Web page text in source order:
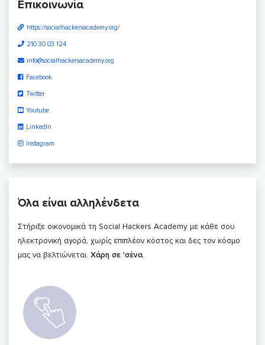
Επικοινωνία
https://socialhackersacademy.org/
210 30 03 124
info@socialhackersacademy.org
Facebook
Twitter
Youtube
LinkedIn
Instagram
Όλα είναι αλληλένδετα
Στήριξε οικονομικά τη Social Hackers Academy με κάθε σου
ηλεκτρονική αγορά, χωρίς επιπλέον κόστος και δες τον κόσμο
μας να βελτιώνεται. Χάρη σε 'σένα.